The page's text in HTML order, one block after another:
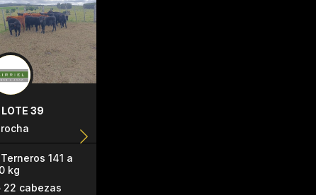
LOTE 39
rocha
Terneros 141 a
kg
22 cabezas